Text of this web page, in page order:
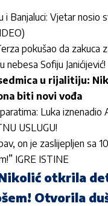
i Banjaluci: Vjetar nosio
pokušao da zakuca
nebesa Sofiju Janićijević!
u rijalitiju:
biti novi vođa
Luka iznenadio
USLUGU!
on je zaslijepljen sa
IGRE ISTINE
otkrila
Otvorila